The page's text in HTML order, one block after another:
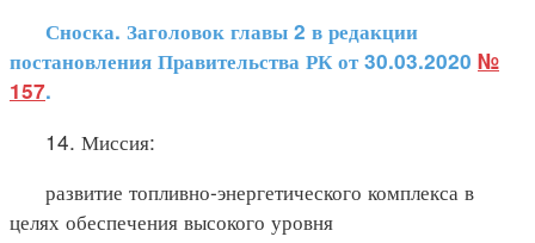
Сноска. Заголовок главы 2 в редакции
постановления Правительства РК от 30.03.2020 №
157.
14. Миссия:
развитие топливно-энергетического комплекса в
целях обеспечения высокого уровня